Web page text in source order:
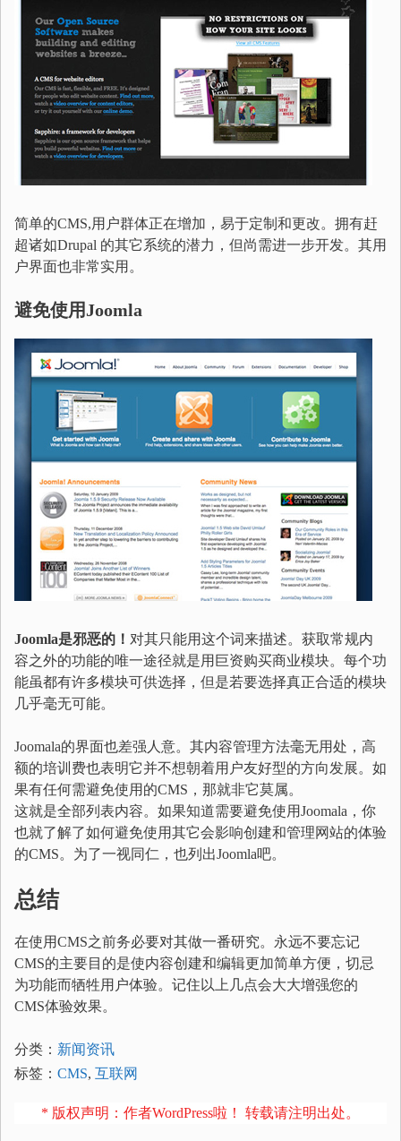
简单的CMS,用户群体正在增加，易于定制和更改。拥有赶
超诸如Drupal 的其它系统的潜力，但尚需进一步开发。其用
户界面也非常实用。
避免使用Joomla
Joomla是邪恶的！ 对其只能用这个词来描述。获取常规内
容之外的功能的唯一途径就是用巨资购买商业模块。每个功
能虽都有许多模块可供选择，但是若要选择真正合适的模块
几乎毫无可能。
Joomala的界面也差强人意。其内容管理方法毫无用处，高
额的培训费也表明它并不想朝着用户友好型的方向发展。如
果有任何需避免使用的CMS，那就非它莫属。
这就是全部列表内容。如果知道需要避免使用Joomala，你
也就了解了如何避免使用其它会影响创建和管理网站的体验
的CMS。为了一视同仁，也列出Joomla吧。
总结
在使用CMS之前务必要对其做一番研究。永远不要忘记
CMS的主要目的是使内容创建和编辑更加简单方便，切忌
为功能而牺牲用户体验。记住以上几点会大大增强您的
CMS体验效果。
分类： 新闻资讯
标签： CMS, 互联网
* 版权声明：作者WordPress啦！ 转载请注明出处。